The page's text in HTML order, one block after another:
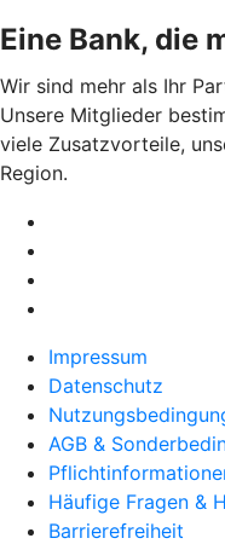
Eine Bank, die
Wir sind mehr als Ihr
Unsere Mitglieder
viele Zusatzvorteile,
Region.
Impressum
Datenschutz
AGB &
Häufige Fragen &
Barrierefreiheit